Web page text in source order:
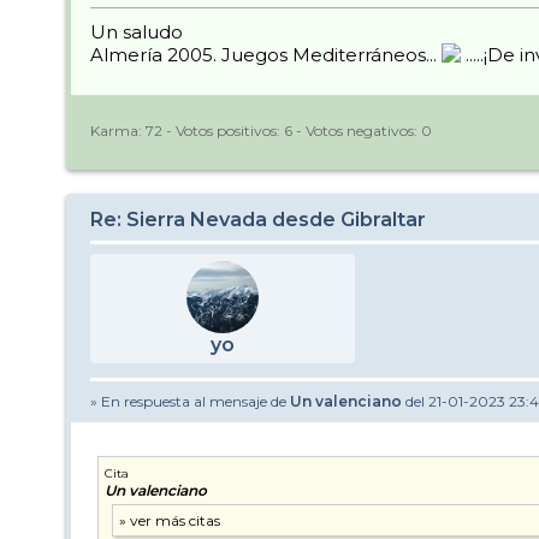
Un saludo
Almería 2005. Juegos Mediterráneos...
.....¡De
Karma: 72 - Votos positivos: 6 - Votos negativos: 0
Re: Sierra Nevada desde Gibraltar
yo
» En respuesta al mensaje de Un valenciano del 21-01-2023
Cita
Un valenciano